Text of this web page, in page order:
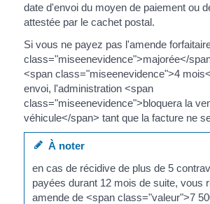
date d'envoi du moyen de paiement ou
attestée par le cachet postal.
Si vous ne payez pas l'amende
class="miseenevidence">majorée</
<span class="miseenevidence">4
envoi, l'administration <span
class="miseenevidence">bloquera la
véhicule</span> tant que la facture ne
À noter
en cas de récidive de plus de 5
payées durant 12 mois de suite, vous
amende de <span class="valeur">7